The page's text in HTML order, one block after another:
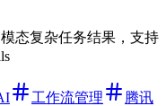
态复杂任务结果，支持
工作流管理
腾讯